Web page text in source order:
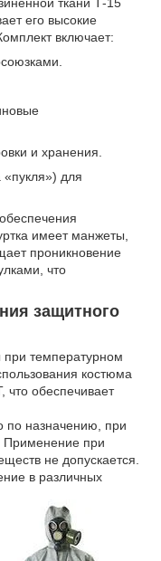
его высокие
включает:
и хранения.
для
имеет манжеты,
проникновение
что
защитного
температурном
костюма
что обеспечивает
по назначению, при
Применение при
не допускается.
в различных